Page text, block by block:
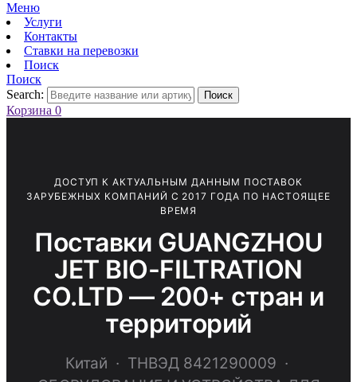
Меню
Услуги
Контакты
Ставки на перевозки
Поиск
Поиск
Search:
Поиск
Корзина 0
ДОСТУП К АКТУАЛЬНЫМ ДАННЫМ ПОСТАВОК
ЗАРУБЕЖНЫХ КОМПАНИЙ С 2017 ГОДА ПО НАСТОЯЩЕЕ
ВРЕМЯ
Поставки GUANGZHOU
JET BIO-FILTRATION
CO.LTD — 200+ стран и
территорий
Китай · ТНВЭД 8421290009 ·